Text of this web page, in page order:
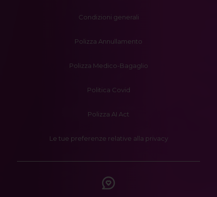
Condizioni generali
Polizza Annullamento
Polizza Medico-Bagaglio
Politica Covid
Polizza AI Act
Le tue preferenze relative alla privacy